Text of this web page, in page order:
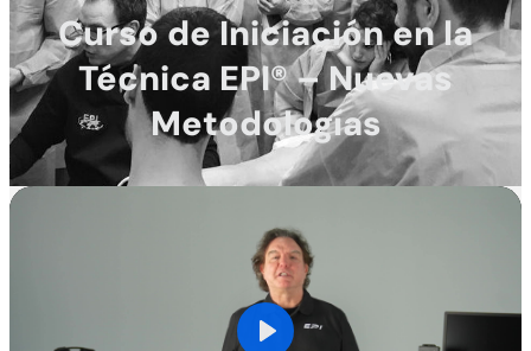
Curso de Iniciación en la
Técnica EPI® – Nuevas
Metodologías
191,18